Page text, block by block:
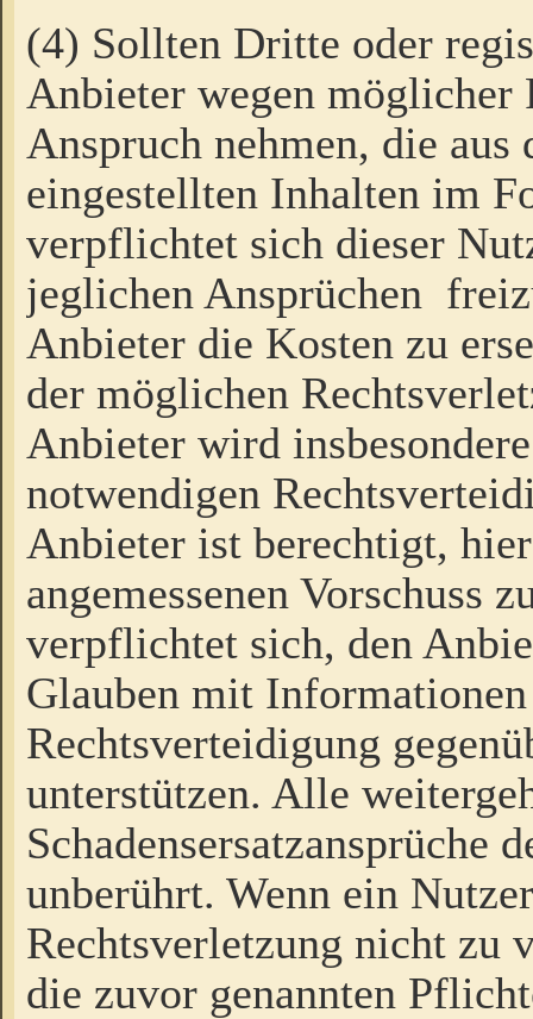
(4) Sollten Dritte oder
Anbieter wegen möglicher
Anspruch nehmen, die
eingestellten Inhalten im
verpflichtet sich dieser
jeglichen Ansprüchen
Anbieter die Kosten zu
der möglichen
Anbieter wird
notwendigen
Anbieter ist berechtigt,
angemessenen Vorschuss
verpflichtet sich, den
Glauben mit
Rechtsverteidigung
unterstützen. Alle
Schadensersatzansprüche
unberührt. Wenn ein
Rechtsverletzung nicht zu
die zuvor genannten